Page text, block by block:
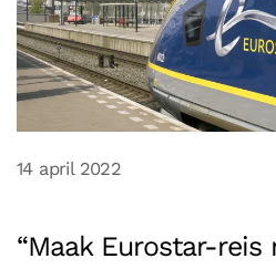
14 april 2022
“Maak Eurostar-reis